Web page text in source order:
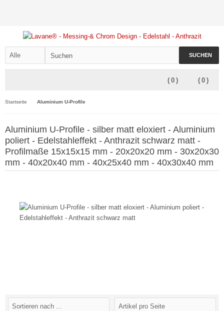
SUCHEN
( 0 )
( 0 )
Startseite Aluminium U-Profile
Aluminium U-Profile - silber matt eloxiert - Aluminium
poliert - Edelstahleffekt - Anthrazit schwarz matt -
Profilmaße 15x15x15 mm - 20x20x20 mm - 30x20x30
mm - 40x20x40 mm - 40x25x40 mm - 40x30x40 mm